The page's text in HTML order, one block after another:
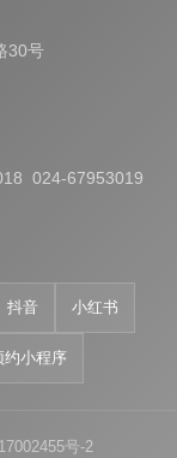
30号
024-67953019
抖音 小红书
约小程序
号-2